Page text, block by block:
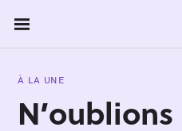
i
À LA UNE